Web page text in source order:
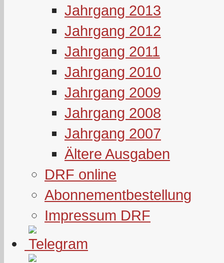
Jahrgang 2013
Jahrgang 2012
Jahrgang 2011
Jahrgang 2010
Jahrgang 2009
Jahrgang 2008
Jahrgang 2007
Ältere Ausgaben
DRF online
Abonnementbestellung
Impressum DRF